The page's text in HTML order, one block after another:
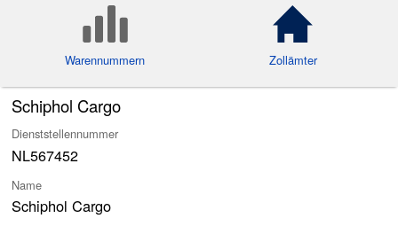
Warennummern Zollämter
Schiphol Cargo
Dienststellennummer
NL567452
Name
Schiphol Cargo